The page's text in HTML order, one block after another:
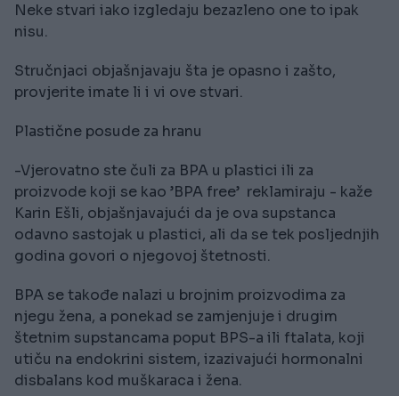
Neke stvari iako izgledaju bezazleno one to ipak
nisu.
Stručnjaci objašnjavaju šta je opasno i zašto,
provjerite imate li i vi ove stvari.
Plastične posude za hranu
-Vjerovatno ste čuli za BPA u plastici ili za
proizvode koji se kao ’BPA free’ reklamiraju - kaže
Karin Ešli, objašnjavajući da je ova supstanca
odavno sastojak u plastici, ali da se tek posljednjih
godina govori o njegovoj štetnosti.
BPA se takođe nalazi u brojnim proizvodima za
njegu žena, a ponekad se zamjenjuje i drugim
štetnim supstancama poput BPS-a ili ftalata, koji
utiču na endokrini sistem, izazivajući hormonalni
disbalans kod muškaraca i žena.